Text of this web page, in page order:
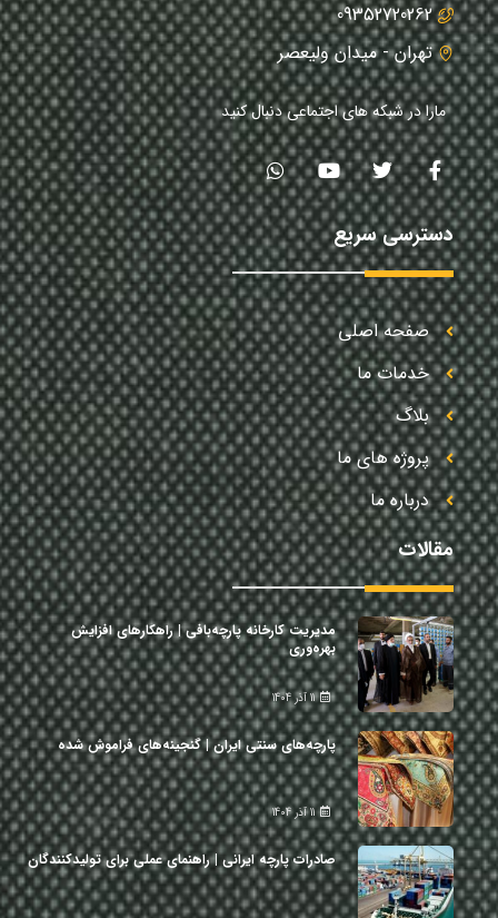
09352720262
تهران - میدان ولیعصر
مارا در شبکه های اجتماعی دنبال کنید
دسترسی سریع
صفحه اصلی
خدمات ما
بلاگ
پروژه های ما
درباره ما
مقالات
مدیریت کارخانه پارچه‌بافی | راهکارهای افزایش
بهره‌وری
11 آذر 1404
پارچه‌های سنتی ایران | گنجینه‌های فراموش شده
11 آذر 1404
صادرات پارچه ایرانی | راهنمای عملی برای تولیدکنندگان